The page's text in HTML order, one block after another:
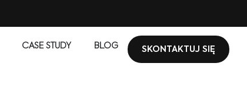
CASE STUDY BLOG SKONTAKTUJ SIĘ